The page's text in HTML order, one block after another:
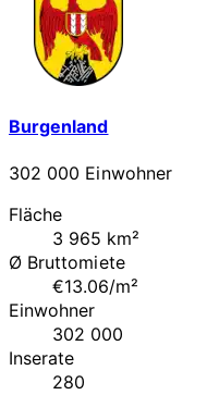
Burgenland
302 000 Einwohner
Fläche
3 965 km²
Ø Bruttomiete
€13.06/m²
Einwohner
302 000
Inserate
280